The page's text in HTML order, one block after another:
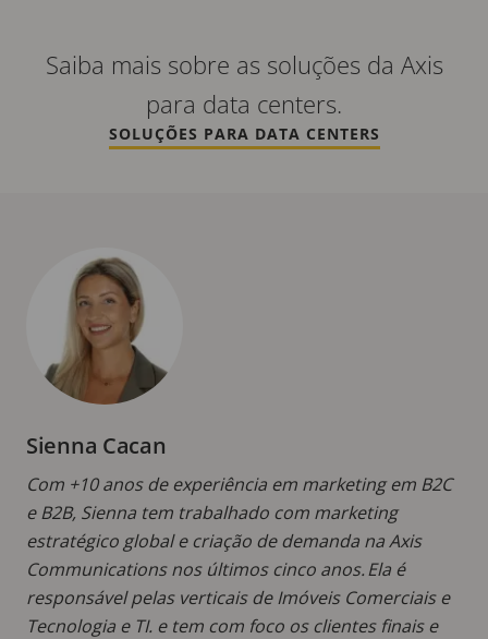
Saiba mais sobre as soluções da Axis
para data centers.
SOLUÇÕES PARA DATA CENTERS
Sienna Cacan
Com +10 anos de experiência em marketing em B2C
e B2B, Sienna tem trabalhado com marketing
estratégico global e criação de demanda na Axis
Communications nos últimos cinco anos. Ela é
responsável pelas verticais de Imóveis Comerciais e
Tecnologia e TI. e tem com foco os clientes finais e